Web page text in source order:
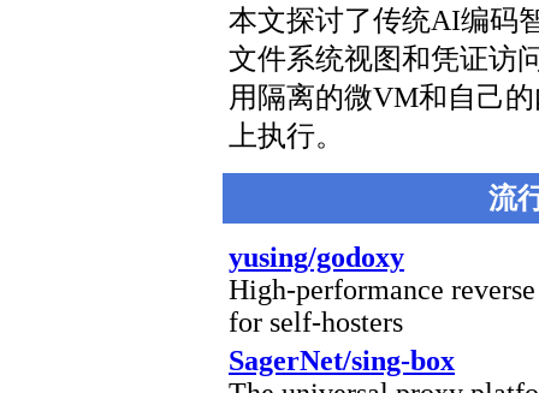
本文探讨了传统AI编码
文件系统视图和凭证访
用隔离的微VM和自己
上执行。
流
yusing/godoxy
High-performance
for self-hosters
SagerNet/sing-box